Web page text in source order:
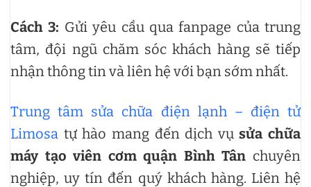
Cách 3: Gửi yêu cầu qua fanpage của trung
tâm, đội ngũ chăm sóc khách hàng sẽ tiếp
nhận thông tin và liên hệ với bạn sớm nhất.
Trung tâm sửa chữa điện lạnh – điện tử
Limosa tự hào mang đến dịch vụsửa chữa
máy tạo viên cơm quận Bình Tân chuyên
nghiệp, uy tín đến quý khách hàng. Liên hệ